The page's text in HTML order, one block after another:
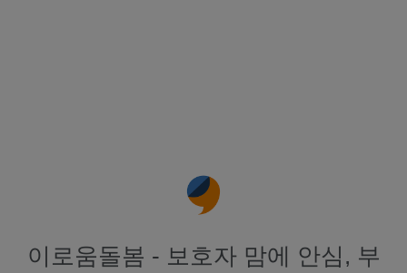
이로움돌봄 - 보호자 맘에 안심, 부